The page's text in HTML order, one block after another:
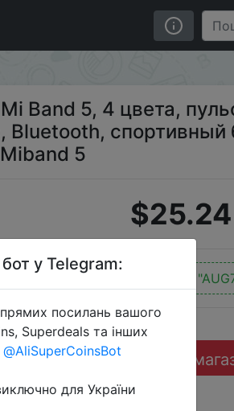
спортивный браслет,
Band 5, 4 цвета,
Bluetooth, спортивный
5
$25.24
Перейти до
у Telegram:
посилань вашого
Superdeals та інших
@AliSuperCoinsBot
для України